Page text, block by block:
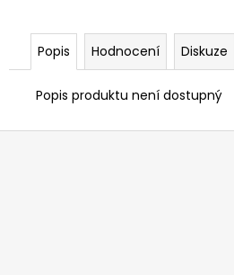
Popis Hodnocení Diskuze
Popis produktu není dostupný